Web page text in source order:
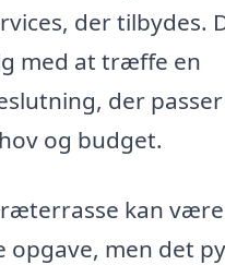
der tilbydes.
med at træffe en
der
og budget.
kan
men det